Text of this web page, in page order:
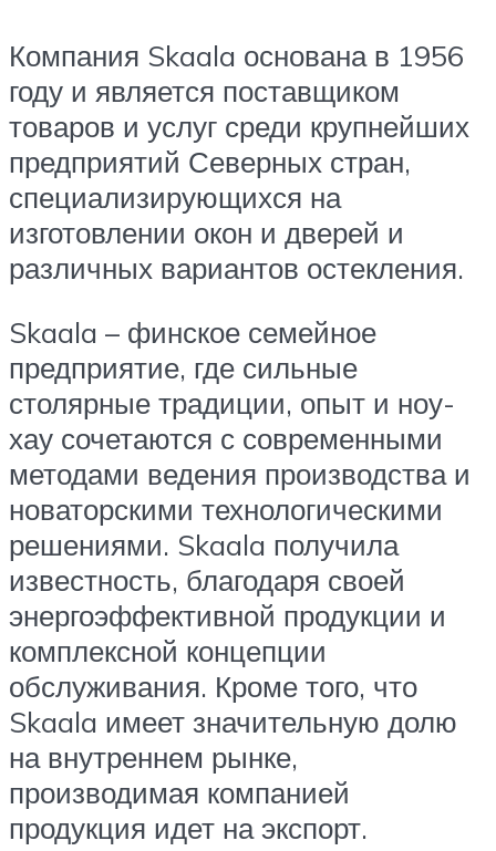
Компания Skaala основана в 1956
году и является поставщиком
товаров и услуг среди крупнейших
предприятий Северных стран,
специализирующихся на
изготовлении окон и дверей и
различных вариантов остекления.
Skaala – финское семейное
предприятие, где сильные
столярные традиции, опыт и ноу-
хау сочетаются с современными
методами ведения производства и
новаторскими технологическими
решениями. Skaala получила
известность, благодаря своей
энергоэффективной продукции и
комплексной концепции
обслуживания. Кроме того, что
Skaala имеет значительную долю
на внутреннем рынке,
производимая компанией
продукция идет на экспорт.